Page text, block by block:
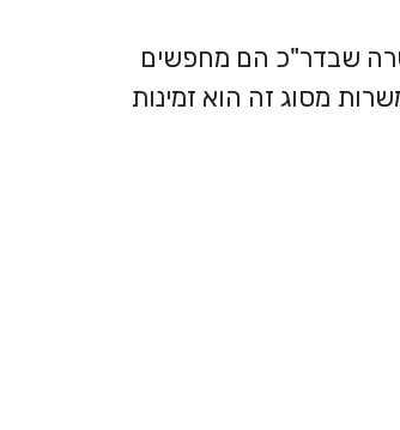
שבדר"כ הם מחפשים
מסוג זה הוא זמינות